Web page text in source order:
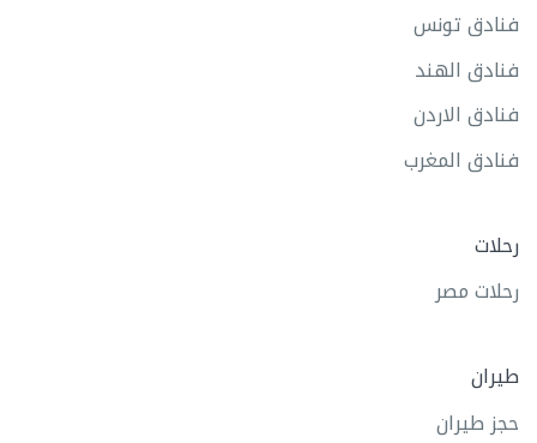
فنادق تونس
فنادق الهند
فنادق الاردن
فنادق المغرب
رحلات
رحلات مصر
طيران
حجز طيران